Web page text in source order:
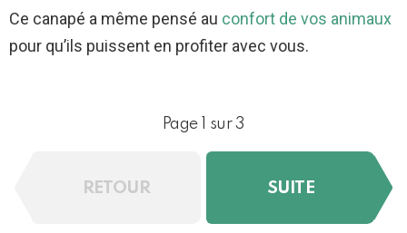
Ce canapé a même pensé au confort de vos animaux
pour qu’ils puissent en profiter avec vous.
Page 1 sur 3
RETOUR SUITE